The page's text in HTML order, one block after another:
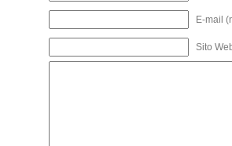
E-mail
Sito